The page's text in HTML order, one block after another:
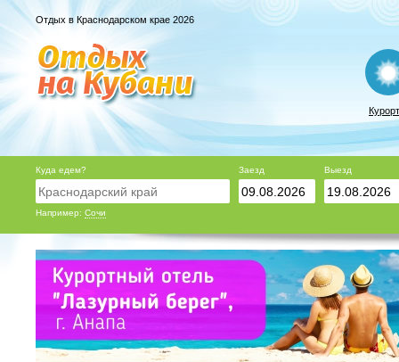
Отдых в Краснодарском крае 2026
Куда едем?
Например: Сочи
Заезд Выезд